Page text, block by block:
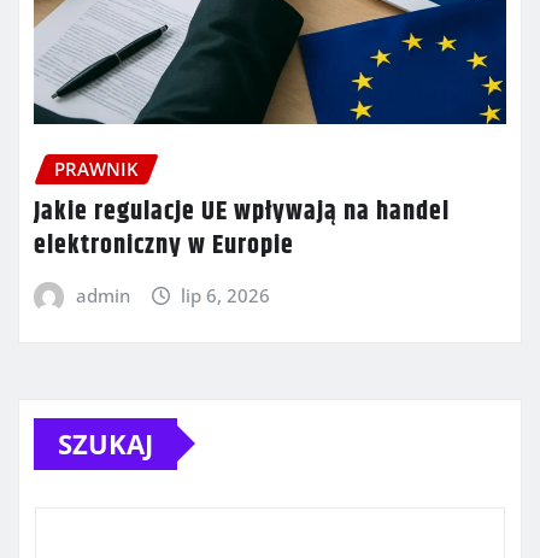
PRAWNIK
Jakie regulacje UE wpływają na handel
elektroniczny w Europie
admin lip 6, 2026
SZUKAJ